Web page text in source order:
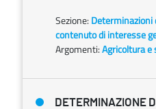
Sezione: Determinazioni
contenuto di interesse
Argomenti:Agricoltura e
DETERMINAZIONE